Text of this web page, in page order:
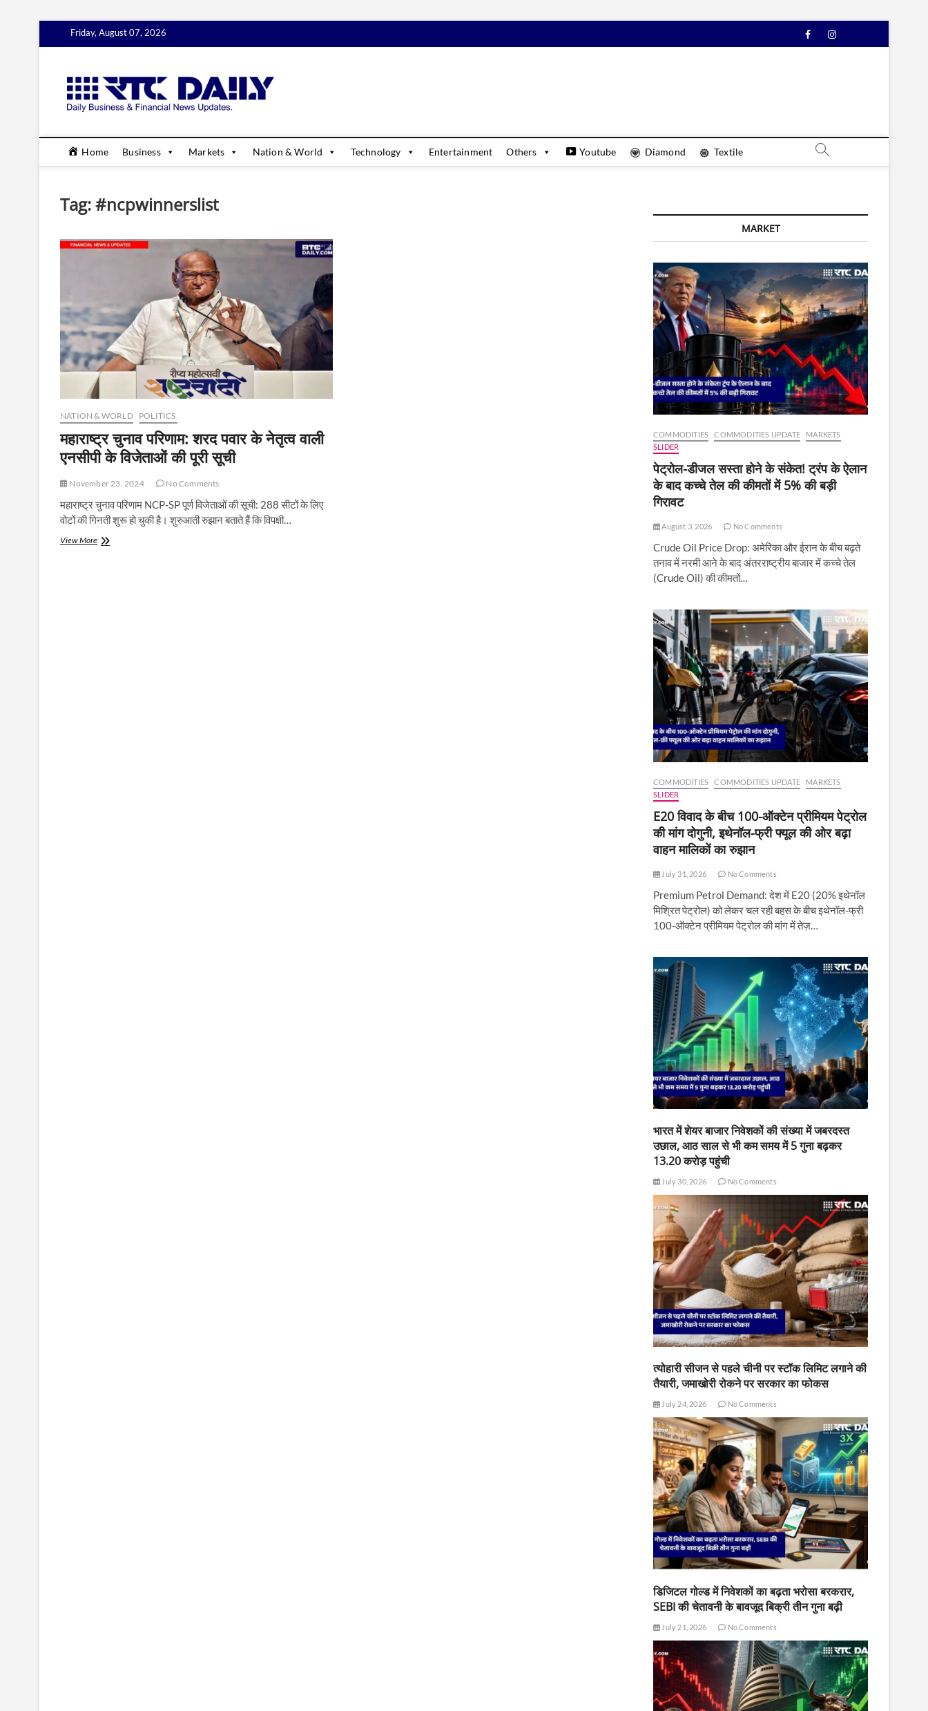
Friday, August 07, 2026 FacebookInstagram
Home Business Markets Nation & World Technology Entertainment Others Youtube Diamond Textile
Tag:#ncpwinnerslist
NATION & WORLD POLITICS
महाराष्ट्र चुनाव परिणाम: शरद पवार के नेतृत्व वाली
एनसीपी के विजेताओं की पूरी सूची
November 23, 2024 No Comments
महाराष्ट्र चुनाव परिणाम NCP-SP पूर्ण विजेताओं की सूची: 288 सीटों के लिए
वोटों की गिनती शुरू हो चुकी है। शुरुआती रुझान बताते हैं कि विपक्षी…
View Moreमहाराष्ट्र
MARKET
COMMODITIES COMMODITIES UPDATE
MARKETS
SLIDER
पेट्रोल-डीजल सस्ता होने के संकेत! ट्रंप के ऐलान
के बाद कच्चे तेल की कीमतों में 5% की बड़ी
गिरावट
August 3, 2026 No Comments
Crude Oil Price Drop: अमेरिका और ईरान के बीच बढ़ते
तनाव में नरमी आने के बाद अंतरराष्ट्रीय बाजार में कच्चे तेल
(Crude Oil) की कीमतों…
COMMODITIES COMMODITIES UPDATE
MARKETS
SLIDER
E20 विवाद के बीच 100-ऑक्टेन प्रीमियम पेट्रोल
की मांग दोगुनी, इथेनॉल-फ्री फ्यूल की ओर बढ़ा
वाहन मालिकों का रुझान
July 31, 2026 No Comments
Premium Petrol Demand: देश में E20 (20% इथेनॉल
मिश्रित पेट्रोल) को लेकर चल रही बहस के बीच इथेनॉल-फ्री
100-ऑक्टेन प्रीमियम पेट्रोल की मांग में तेज़…
भारत में शेयर बाजार निवेशकों की संख्या में जबरदस्त
उछाल, आठ साल से भी कम समय में 5 गुना बढ़कर
13.20 करोड़ पहुंची
July 30, 2026 No Comments
त्योहारी सीजन से पहले चीनी पर स्टॉक लिमिट लगाने की
तैयारी, जमाखोरी रोकने पर सरकार का फोकस
July 24, 2026 No Comments
डिजिटल गोल्ड में निवेशकों का बढ़ता भरोसा बरकरार,
SEBI की चेतावनी के बावजूद बिक्री तीन गुना बढ़ी
July 21, 2026 No Comments